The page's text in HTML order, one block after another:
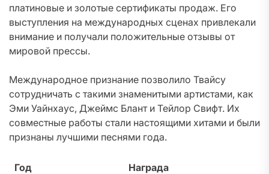
платиновые и золотые сертификаты продаж. Его
выступления на международных сценах привлекали
внимание и получали положительные отзывы от
мировой прессы.
Международное признание позволило Твайсу
сотрудничать с такими знаменитыми артистами, как
Эми Уайнхаус, Джеймс Блант и Тейлор Свифт. Их
совместные работы стали настоящими хитами и были
признаны лучшими песнями года.
Год
Награда